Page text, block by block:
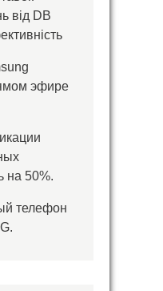
від DB
эфире
на 50%.
телефон